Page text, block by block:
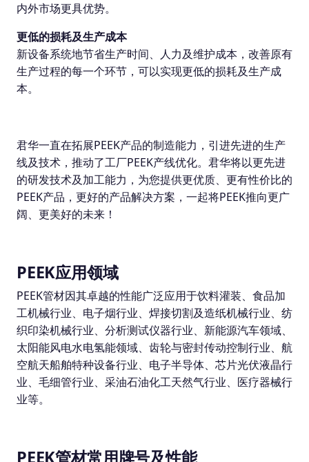
内外市场更具优势。
更低的损耗及生产成本
新设备系统地节省生产时间、人力及维护成本，改善原有
生产过程的每一个环节，可以实现更低的损耗及生产成
本。
君华一直在拓展PEEK产品的制造能力，引进先进的生产
线及技术，推动了工厂PEEK产线优化。君华将以更先进
的研发技术及加工能力，为您提供更优质、更有性价比的
PEEK产品，更好的产品解决方案，一起将PEEK推向更广
阔、更美好的未来！
PEEK应用领域
PEEK管材因其卓越的性能广泛应用于饮料灌装、食品加
工机械行业、电子烟行业、焊接切割及造纸机械行业、纺
织印染机械行业、分析测试仪器行业、新能源汽车领域、
太阳能风电水电氢能领域、齿轮与密封传动控制行业、航
空航天船舶特种设备行业、电子半导体、芯片光伏液晶行
业、毛细管行业、采油石油化工天然气行业、医疗器械行
业等。
PEEK管材常用牌号及性能